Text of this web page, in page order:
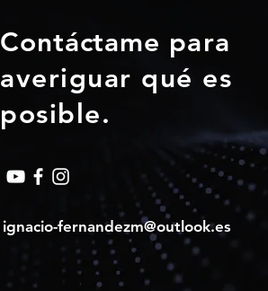
Contáctame para
averiguar qué es
posible.
ignacio-fernandezm@outlook.es